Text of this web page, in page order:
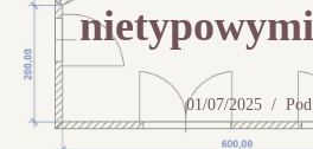
01/07/2025